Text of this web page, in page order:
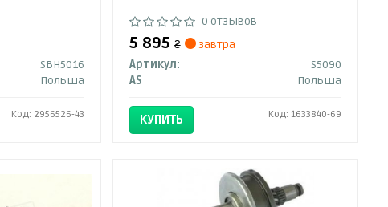
SBH5016
Польша
Код: 2956526-43
0 отзывов
5 895₴
завтра
Артикул:
S5090
AS
Польша
КУПИТЬ Код: 1633840-69